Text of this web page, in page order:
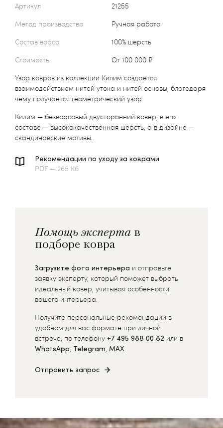
Артикул
21255
Метод производства
Ручная работа
Состав ворса
100% шерсть
Стоимость
от 100 000 ₽
Узор ковров из коллекции Килим создаётся
взаимодействием нитей утока и нитей основы, благодаря
чему получается геометрический узор.
Килим — безворсовый двусторонний ковер, в его
составе — высококачественная шерсть, а в дизайне —
скандинавские мотивы.
Рекомендации по уходу за коврами
PDF — 265 Кб
Помощь эксперта в
подборе ковра
Загрузите фото интерьера и отправьте
заявку эксперту, который поможет выбрать
идеальный ковер, учитывая особенности
вашего интерьера.
Получите персональные рекомендации в
удобном для вас формате при личной
встрече, по телефону +7 495 988 00 82 или в
WhatsApp, Telegram, MAX
Отправить запрос